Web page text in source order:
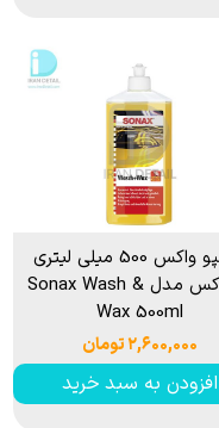
شامپو واکس 500 میلی لیتری
سوناکس مدل Sonax Wash &
Wax 500ml
۲,۶۰۰,۰۰۰ تومان
افزودن به سبد خرید